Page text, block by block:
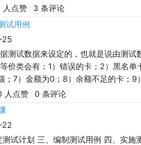
后更好的进行游戏。2、 提先体验游
人点赞/ 3 条评论
试用例
25
测试数据来设定的，也就是说由测
价类会有：1）错误的卡；2）黑名
；7）金额为0；8）余额不足的卡；9
人点赞/ 0 条评论
22
试计划 三、编制测试用例 四、实施